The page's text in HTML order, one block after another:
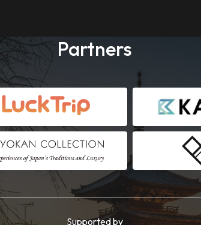
Partners
Supported by